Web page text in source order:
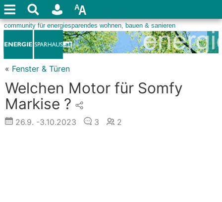
« Fenster & Türen
Welchen Motor für Somfy
Markise ?
26.9. -3.10.2023 3 2